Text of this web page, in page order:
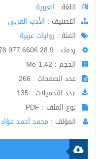
اللغة : العربية
اﻟﺘﺼﻨﻴﻒ : الأدب العربي
الفئة : روايات عربية
ردمك : 978.977.6606.28.9
الحجم : 1.42 Mo
عدد الصفحات : 266
عدد التحميلات : 135
نوع الملف : PDF
المؤلف : محمد أحمد فؤاد